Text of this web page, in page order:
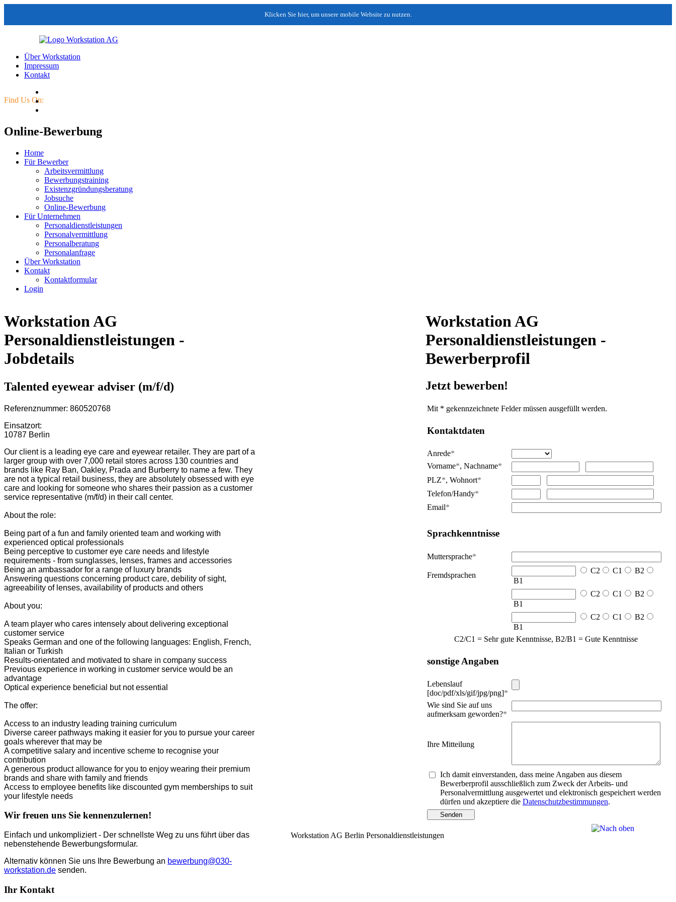
Klicken Sie hier, um unsere mobile Website zu nutzen.
Über Workstation
Impressum
Kontakt
Find Us On:
Online-Bewerbung
Home
Für Bewerber
Arbeitsvermittlung
Bewerbungstraining
Existenzgründungsberatung
Jobsuche
Online-Bewerbung
Für Unternehmen
Personaldienstleistungen
Personalvermittlung
Personalberatung
Personalanfrage
Über Workstation
Kontakt
Kontaktformular
Login
Workstation AG
Personaldienstleistungen -
Jobdetails
Talented eyewear adviser (m/f/d)
Referenznummer: 860520768
Einsatzort:
10787 Berlin
Our client is a leading eye care and eyewear retailer. They are part of a
larger group with over 7,000 retail stores across 130 countries and
brands like Ray Ban, Oakley, Prada and Burberry to name a few. They
are not a typical retail business, they are absolutely obsessed with eye
care and looking for someone who shares their passion as a customer
service representative (m/f/d) in their call center.
About the role:
Being part of a fun and family oriented team and working with
experienced optical professionals
Being perceptive to customer eye care needs and lifestyle
requirements - from sunglasses, lenses, frames and accessories
Being an ambassador for a range of luxury brands
Answering questions concerning product care, debility of sight,
agreeability of lenses, availability of products and others
About you:
A team player who cares intensely about delivering exceptional
customer service
Speaks German and one of the following languages: English, French,
Italian or Turkish
Results-orientated and motivated to share in company success
Previous experience in working in customer service would be an
advantage
Optical experience beneficial but not essential
The offer:
Access to an industry leading training curriculum
Diverse career pathways making it easier for you to pursue your career
goals wherever that may be
A competitive salary and incentive scheme to recognise your
contribution
A generous product allowance for you to enjoy wearing their premium
brands and share with family and friends
Access to employee benefits like discounted gym memberships to suit
your lifestyle needs
Wir freuen uns Sie kennenzulernen!
Einfach und unkompliziert - Der schnellste Weg zu uns führt über das
nebenstehende Bewerbungsformular.
Alternativ können Sie uns Ihre Bewerbung an bewerbung@030-
workstation.de senden.
Ihr Kontakt
Workstation AG
Personaldienstleistungen -
Bewerberprofil
Jetzt bewerben!
Mit * gekennzeichnete Felder müssen ausgefüllt werden.
Kontaktdaten
Anrede*
Vorname*, Nachname*
PLZ*, Wohnort*
Telefon/Handy*
Email*
Sprachkenntnisse
Muttersprache*
Fremdsprachen
C2 C1
B2
B1
C2
C1
B2
B1
C2
C1
B2
B1
C2/C1 = Sehr gute Kenntnisse, B2/B1 = Gute Kenntnisse
sonstige Angaben
Lebenslauf
[doc/pdf/xls/gif/jpg/png]*
Wie sind Sie auf uns
aufmerksam geworden?*
Ihre Mitteilung
Ich damit einverstanden, dass meine Angaben aus diesem
Bewerberprofil ausschließlich zum Zweck der Arbeits- und
Personalvermittlung ausgewertet und elektronisch gespeichert werden
dürfen und akzeptiere die Datenschutzbestimmungen.
Senden
Workstation AG Berlin Personaldienstleistungen